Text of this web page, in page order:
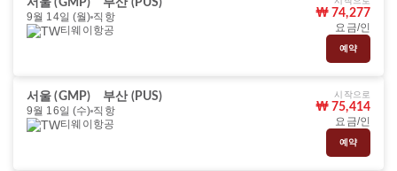
서울 (GMP)
부산 (PUS)
9월 14일 (월) 직항
티웨이항공
₩ 74,277
요금/인
예약
서울 (GMP)
부산 (PUS)
9월 16일 (수) 직항
티웨이항공
시작으로
₩ 75,414
요금/인
예약